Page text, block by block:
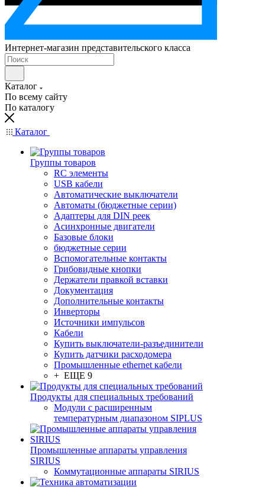
Интернет-магазин представительского класса
Каталог
По всему сайту
По каталогу
Каталог
Группы товаров
RC элементы
USB кабели
Автоматические выключатели
Автоматы (бюджетные серии)
Адаптеры для DIN реек
Асинхронные двигатели
Базовые блоки
бюджетные серии
Вспомогательные контакты
Грибовидные кнопки
Держатели правкой вставки
Документация
Дополнительные контакты
Инверторы
Источники импульсов
Кабели
Купить выключатели-разъединители
Купить датчики расходомера
Промышленные ethernet кабели
+ ЕЩЕ 9
Продукты для специальных требований
Модули с расширенным
температурным диапазоном SIPLUS
Промышленные аппараты управления
SIRIUS
Коммутационные аппараты SIRIUS